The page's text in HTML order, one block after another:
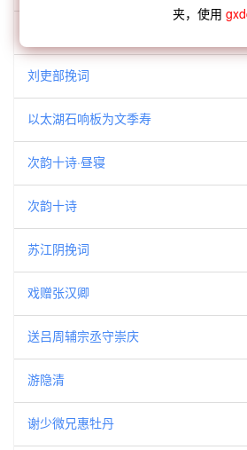
刘吏部挽词
以太湖石响板为文季寿
次韵十诗·昼寝
次韵十诗
苏江阴挽词
戏赠张汉卿
送吕周辅宗丞守崇庆
游隐清
谢少微兄惠牡丹
夹，使用